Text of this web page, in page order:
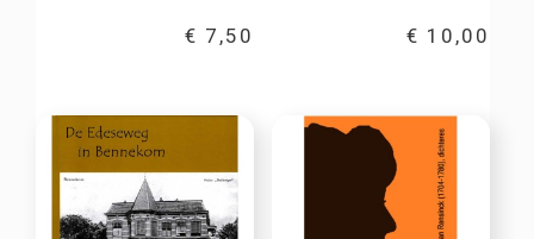
€ 7,50 € 10,00